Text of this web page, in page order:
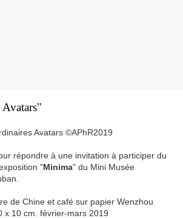
répondre à une invitation à participer du
"Minima" du Mini Musée
de Chine et café sur papier Wenzhou
x 10 cm. février-mars 2019